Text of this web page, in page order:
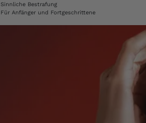
Sinnliche Bestrafung
Für Anfänger und Fortgeschrittene